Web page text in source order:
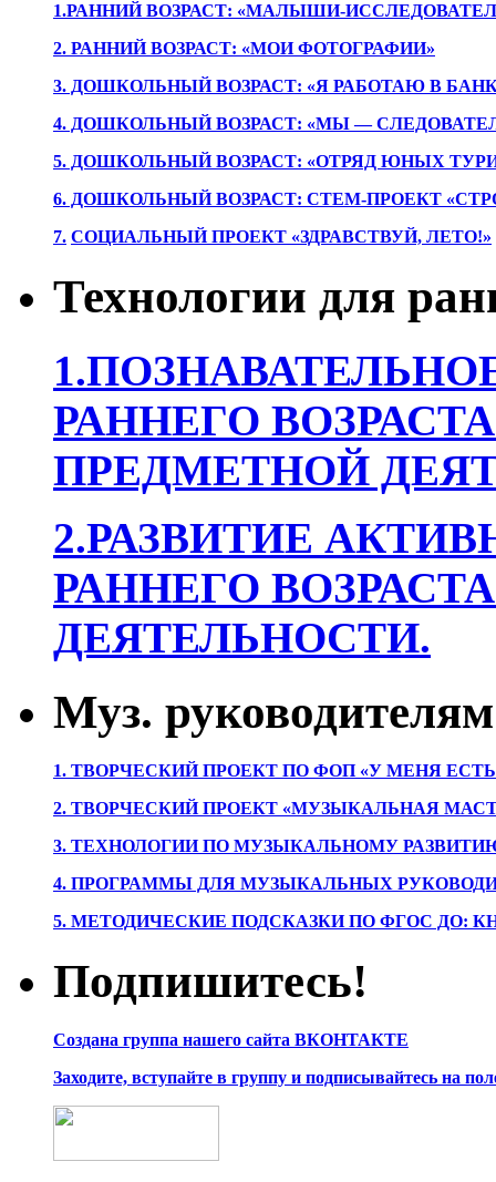
1.РАННИЙ ВОЗРАСТ: «МАЛЫШИ-
2. РАННИЙ ВОЗРАСТ: «МОИ ФОТОГРАФИИ»
3. ДОШКОЛЬНЫЙ ВОЗРАСТ: «Я РАБОТАЮ В
4. ДОШКОЛЬНЫЙ ВОЗРАСТ: «МЫ —
5. ДОШКОЛЬНЫЙ ВОЗРАСТ: «ОТРЯД ЮНЫХ
6. ДОШКОЛЬНЫЙ ВОЗРАСТ: СТЕМ-ПРОЕКТ
7. СОЦИАЛЬНЫЙ ПРОЕКТ «ЗДРАВСТВУЙ, ЛЕТО!»
Технологии для
РАННЕГО
ПРЕДМЕТНОЙ
2.РАЗВИТИЕ
РАННЕГО
ДЕЯТЕЛЬНОСТИ.
Муз. руководителям
1. ТВОРЧЕСКИЙ ПРОЕКТ ПО ФОП «У МЕНЯ
2. ТВОРЧЕСКИЙ ПРОЕКТ «МУЗЫКАЛЬНАЯ
3. ТЕХНОЛОГИИ ПО МУЗЫКАЛЬНОМУ
4. ПРОГРАММЫ ДЛЯ МУЗЫКАЛЬНЫХ
5. МЕТОДИЧЕСКИЕ ПОДСКАЗКИ ПО ФГОС ДО:
Подпишитесь!
Создана группа нашего сайта ВКОНТАКТЕ
Заходите, вступайте в группу и подписывайтесь на